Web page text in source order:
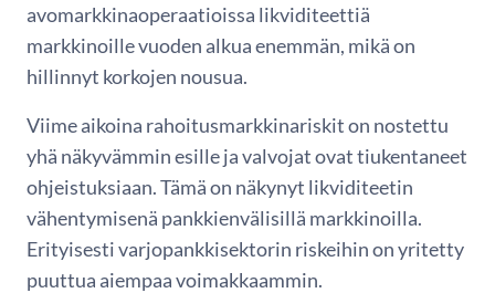
avomarkkinaoperaatioissa likviditeettiä
markkinoille vuoden alkua enemmän, mikä on
hillinnyt korkojen nousua.
Viime aikoina rahoitusmarkkinariskit on nostettu
yhä näkyvämmin esille ja valvojat ovat tiukentaneet
ohjeistuksiaan. Tämä on näkynyt likviditeetin
vähentymisenä pankkienvälisillä markkinoilla.
Erityisesti varjopankkisektorin riskeihin on yritetty
puuttua aiempaa voimakkaammin.